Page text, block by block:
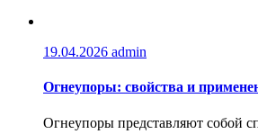
19.04.2026 admin
Огнеупоры: свойства и
Огнеупоры представляют собой